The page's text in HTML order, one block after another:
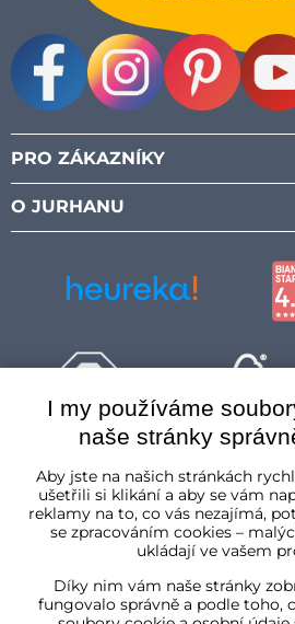
PRO ZÁKAZNÍKY
O JURHANU
I my používáme
naše stránky
Aby jste na našich stránkách
ušetřili si klikání a aby se vám
reklamy na to, co vás nezajímá,
se zpracováním cookies –
ukládají ve vašem
Díky nim vám naše stránky
fungovalo správně a podle toho,